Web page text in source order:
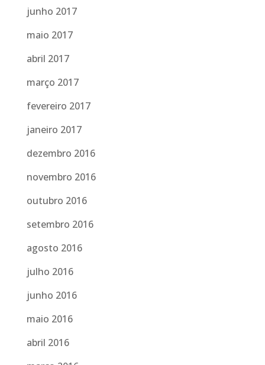
junho 2017
maio 2017
abril 2017
março 2017
fevereiro 2017
janeiro 2017
dezembro 2016
novembro 2016
outubro 2016
setembro 2016
agosto 2016
julho 2016
junho 2016
maio 2016
abril 2016